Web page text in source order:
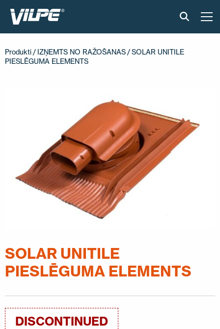
UZSTĀDĪŠANA UN MATERIĀLI
ATSAUKSMES
RAKSTI
Produkti / IZŅEMTS NO RAŽOŠANAS / SOLAR UNITILE
PIESLĒGUMA ELEMENTS
SOLAR UNITILE
PIESLĒGUMA ELEMENTS
DISCONTINUED